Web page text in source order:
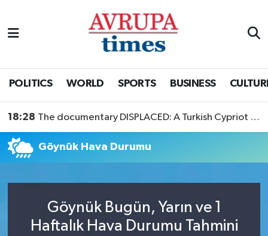
POLITICS WORLD SPORTS BUSINESS
18:28 The documentary DISPLACED: A Turkish Cypriot Story is now available to watch
Göynük Hava Durumu
Göynük Bugün, Yarın ve 1
Haftalık Hava Durumu Tahmini
Nöbetçi Eczaneler
Son Dakika Haberleri